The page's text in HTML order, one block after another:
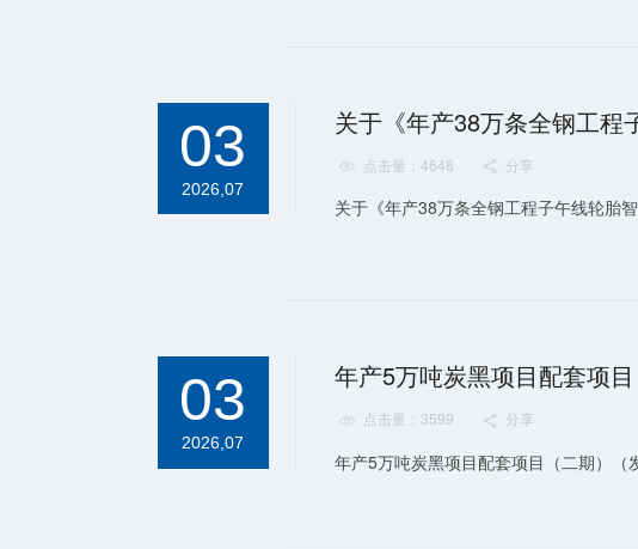
03
2026,07
关于《年产38万条全钢工程
 点击量：4648  分享
关于《年产38万条全钢工程子午线轮胎
03
2026,07
 点击量：3599  分享
年产5万吨炭黑项目配套项目（二期）